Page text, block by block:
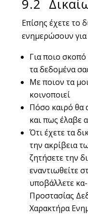
9.2
Επίσης έχετε το
ενημερώσουν για
Για ποιο σκοπό
τα δεδομένα
Με ποιον τα
κοινοποιεί
Πόσο καιρό θα
και πως έλαβε
Ότι έχετε τα
την ακρίβεια
ζητήσετε την
εναντιωθείτε
υποβάλλετε
Προστασίας
Χαρακτήρα